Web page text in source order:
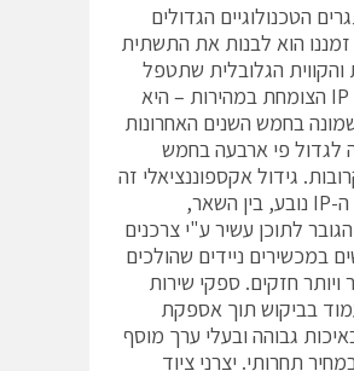
הטכנולוגיים הגדולים
הוא לבנות את התשתית
והקווית הגלובלית שתטפל
בתעבורת IP הצומחת במהירות – היא
בחמש השנים האחרונות
לגדול פי ארבעה בחמש
גידול אקספוננציאלי זה
בתעבורת ה-IP נובע, בין השאר,
לתוכן עשיר ע"י צרכנים
במכשירים ניידים שהולכים
ויותר חזקים. ספקי שירות
בביקוש תוך אספקת
גבוהה ובעלי ערך מוסף
תחרותי. יצרני ציוד